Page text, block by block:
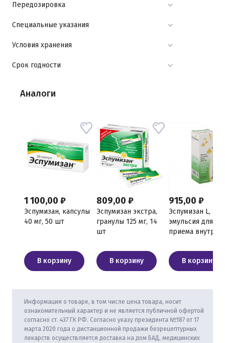
Передозировка
Специальные указания
Условия хранения
Срок годности
Аналоги
1 100,00 ₽
Эспумизан, капсулы
40 мг, 50 шт
В корзину
809,00 ₽
Эспумизан экстра,
гранулы 125 мг, 14
шт
В корзину
915,00 ₽
Эспумизан L,
эмульсия для
приема внутрь
В корзину
Информация о товаре, в том числе цена товара, носит
ознакомительный характер и не является публичной офертой
согласно ст. 437 ГК РФ. Согласно указу президента №187 от 17
марта 2020 года о дистанционной продажи безрецептурных
лекарств осуществляется доставка на дом БАД, медицинских